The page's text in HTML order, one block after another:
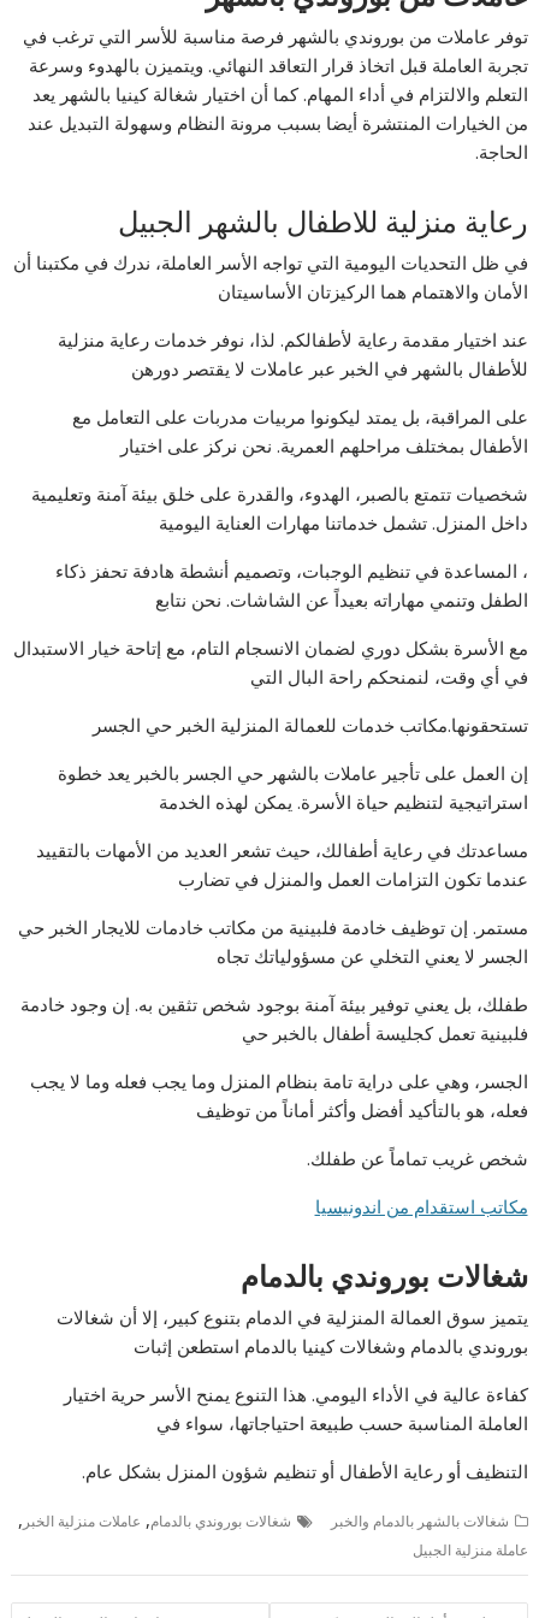
توفر عاملات من بوروندي بالشهر فرصة مناسبة للأسر التي ترغب في
تجربة العاملة قبل اتخاذ قرار التعاقد النهائي. ويتميزن بالهدوء وسرعة
التعلم والالتزام في أداء المهام. كما أن اختيار شغالة كينيا بالشهر يعد
من الخيارات المنتشرة أيضا بسبب مرونة النظام وسهولة التبديل عند
الحاجة.
رعاية منزلية للاطفال بالشهر الجبيل
في ظل التحديات اليومية التي تواجه الأسر العاملة، ندرك في مكتبنا أن
الأمان والاهتمام هما الركيزتان الأساسيتان
عند اختيار مقدمة رعاية لأطفالكم. لذا، نوفر خدمات رعاية منزلية
للأطفال بالشهر في الخبر عبر عاملات لا يقتصر دورهن
على المراقبة، بل يمتد ليكونوا مربيات مدربات على التعامل مع
الأطفال بمختلف مراحلهم العمرية. نحن نركز على اختيار
شخصيات تتمتع بالصبر، الهدوء، والقدرة على خلق بيئة آمنة وتعليمية
داخل المنزل. تشمل خدماتنا مهارات العناية اليومية
، المساعدة في تنظيم الوجبات، وتصميم أنشطة هادفة تحفز ذكاء
الطفل وتنمي مهاراته بعيداً عن الشاشات. نحن نتابع
مع الأسرة بشكل دوري لضمان الانسجام التام، مع إتاحة خيار الاستبدال
في أي وقت، لنمنحكم راحة البال التي
تستحقونها.مكاتب خدمات للعمالة المنزلية الخبر حي الجسر
إن العمل على تأجير عاملات بالشهر حي الجسر بالخبر يعد خطوة
استراتيجية لتنظيم حياة الأسرة. يمكن لهذه الخدمة
مساعدتك في رعاية أطفالك، حيث تشعر العديد من الأمهات بالتقييد
عندما تكون التزامات العمل والمنزل في تضارب
مستمر. إن توظيف خادمة فلبينية من مكاتب خادمات للايجار الخبر حي
الجسر لا يعني التخلي عن مسؤولياتك تجاه
طفلك، بل يعني توفير بيئة آمنة بوجود شخص تثقين به. إن وجود خادمة
فلبينية تعمل كجليسة أطفال بالخبر حي
الجسر، وهي على دراية تامة بنظام المنزل وما يجب فعله وما لا يجب
فعله، هو بالتأكيد أفضل وأكثر أماناً من توظيف
شخص غريب تماماً عن طفلك.
مكاتب استقدام من اندونيسيا
شغالات بوروندي بالدمام
يتميز سوق العمالة المنزلية في الدمام بتنوع كبير، إلا أن شغالات
بوروندي بالدمام وشغالات كينيا بالدمام استطعن إثبات
كفاءة عالية في الأداء اليومي. هذا التنوع يمنح الأسر حرية اختيار
العاملة المناسبة حسب طبيعة احتياجاتها، سواء في
التنظيف أو رعاية الأطفال أو تنظيم شؤون المنزل بشكل عام.
شغالات بالشهر بالدمام والخبر شغالات بوروندي بالدمام, عاملات منزلية الخبر ,
عاملة منزلية الجبيل